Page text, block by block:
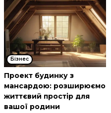
Бізнес
Проект будинку з
мансардою: розширюємо
життєвий простір для
вашої родини